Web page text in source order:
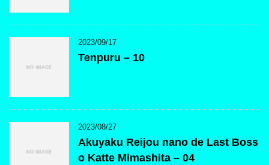
2023/09/17
Tenpuru – 10
2023/08/27
Akuyaku Reijou nano de Last Boss
o Katte Mimashita – 04